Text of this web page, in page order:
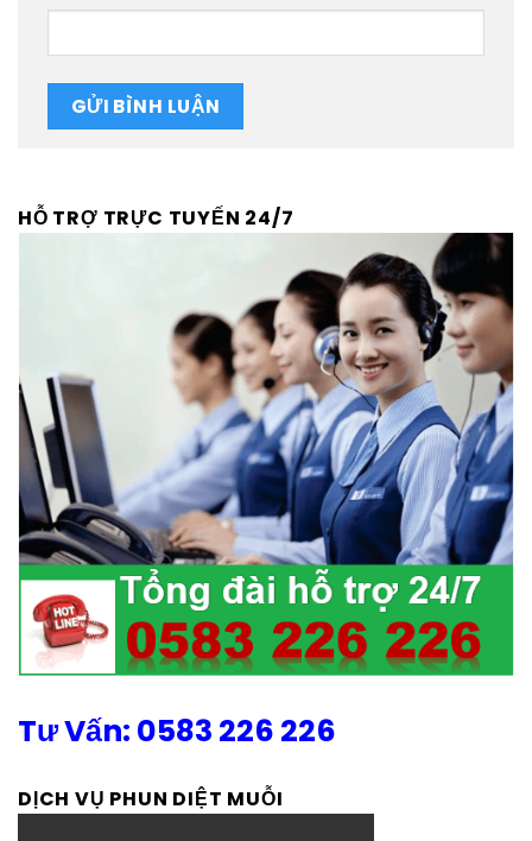
HỖ TRỢ TRỰC TUYẾN 24/7
Tư Vấn: 0583 226 226
DỊCH VỤ PHUN DIỆT MUỖI